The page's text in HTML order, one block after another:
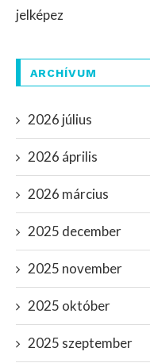
jelképez
ARCHÍVUM
2026 július
2026 április
2026 március
2025 december
2025 november
2025 október
2025 szeptember